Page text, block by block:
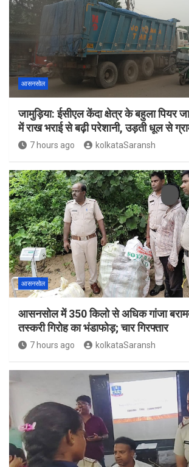
आसनसोल
जामुड़िया: ईसीएल केंदा क्षेत्र के बहुला पियर
में राख भराई से बढ़ी परेशानी, उड़ती धूल से
7 hours ago kolkataSaransh
आसनसोल
आसनसोल में 350 किलो से अधिक गांजा
तस्करी गिरोह का भंडाफोड़; चार गिरफ्तार
7 hours ago kolkataSaransh